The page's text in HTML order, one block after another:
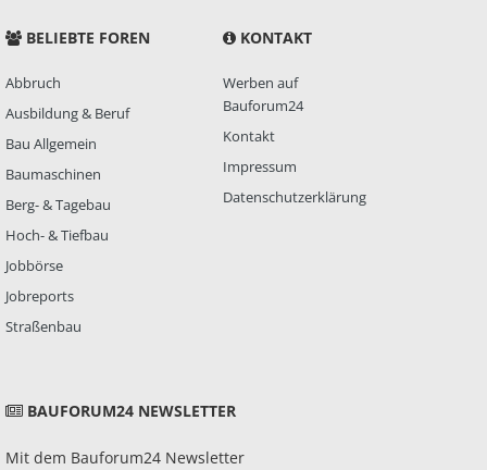
BELIEBTE FOREN
Abbruch
Ausbildung & Beruf
Bau Allgemein
Baumaschinen
Berg- & Tagebau
Hoch- & Tiefbau
Jobbörse
Jobreports
Straßenbau
KONTAKT
Werben auf
Bauforum24
Kontakt
Impressum
Datenschutzerklärung
BAUFORUM24 NEWSLETTER
Mit dem Bauforum24 Newsletter